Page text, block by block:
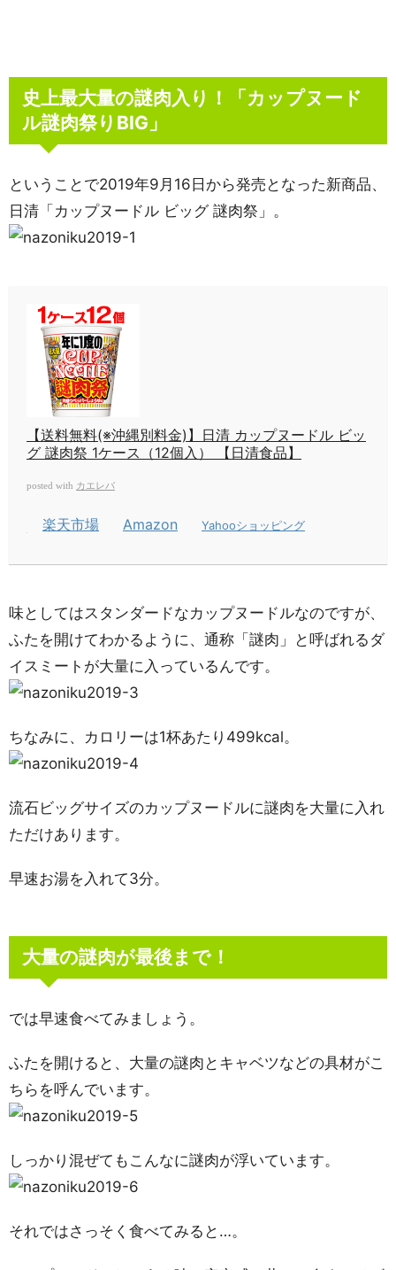
史上最大量の謎肉入り！「カップヌード
ル謎肉祭りBIG」
ということで2019年9月16日から発売となった新商品、
日清「カップヌードル ビッグ 謎肉祭」。
【送料無料(※沖縄別料金)】日清 カップヌードル ビッ
グ 謎肉祭 1ケース（12個入） 【日清食品】
posted with カエレバ
楽天市場 Amazon Yahooショッピング
味としてはスタンダードなカップヌードルなのですが、
ふたを開けてわかるように、通称「謎肉」と呼ばれるダ
イスミートが大量に入っているんです。
ちなみに、カロリーは1杯あたり499kcal。
流石ビッグサイズのカップヌードルに謎肉を大量に入れ
ただけあります。
早速お湯を入れて3分。
大量の謎肉が最後まで！
では早速食べてみましょう。
ふたを開けると、大量の謎肉とキャベツなどの具材がこ
ちらを呼んでいます。
しっかり混ぜてもこんなに謎肉が浮いています。
それではさっそく食べてみると…。